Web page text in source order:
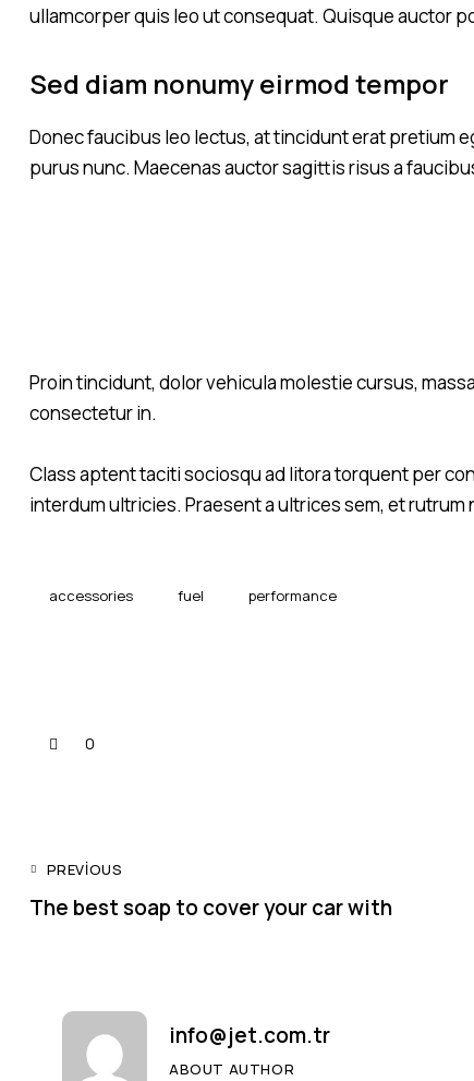
ullamcorper quis leo ut consequat. Quisque auctor
Sed diam nonumy eirmod tempor
Donec faucibus leo lectus, at tincidunt erat pretium
purus nunc. Maecenas auctor sagittis risus a
Proin tincidunt, dolor vehicula molestie cursus,
consectetur in.
Class aptent taciti sociosqu ad litora torquent per
interdum ultricies. Praesent a ultrices sem, et
accessories fuel performance
0
PREVIOUS
The best soap to cover your car with
info@jet.com.tr
ABOUT AUTHOR